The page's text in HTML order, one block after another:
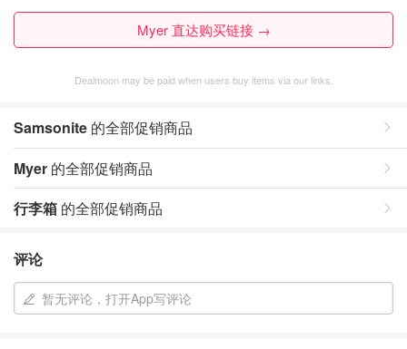
Myer 直达购买链接 →
Dealmoon may be paid when users buy items via our links.
Samsonite 的全部促销商品
Myer 的全部促销商品
行李箱 的全部促销商品
评论
暂无评论，打开App写评论